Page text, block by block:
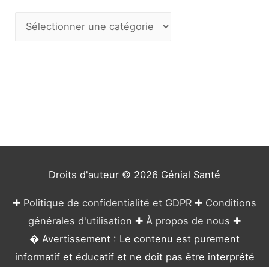
Droits d'auteur © 2026 Génial Santé
✚ Politique de confidentialité et GDPR ✚ Conditions
générales d'utilisation ✚ À propos de nous ✚
� Avertissement : Le contenu est purement
informatif et éducatif et ne doit pas être interprété